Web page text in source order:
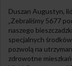
Duszan Augustyn,
„Zebraliśmy 5677
naszego
specjalnych
pozwolą na
zdrowotne